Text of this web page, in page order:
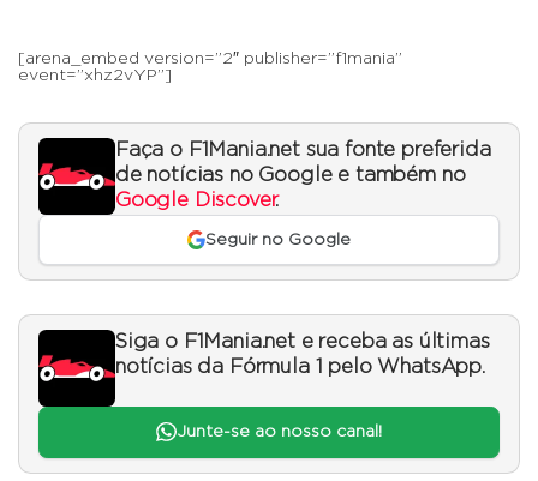
[arena_embed version=”2″ publisher=”f1mania”
event=”xhz2vYP”]
Faça o F1Mania.net sua fonte preferida
de notícias no Google e também no
Google Discover.
Seguir no Google
Siga o F1Mania.net e receba as últimas
notícias da Fórmula 1 pelo WhatsApp.
Junte-se ao nosso canal!